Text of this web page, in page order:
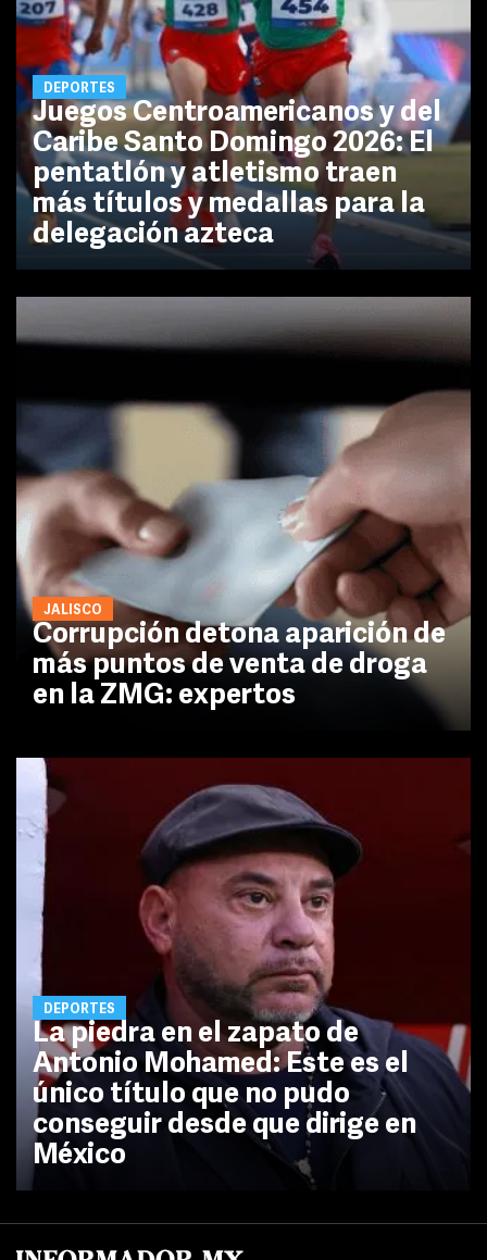
DEPORTES
Juegos Centroamericanos y del
Caribe Santo Domingo 2026: El
pentatlón y atletismo traen
más títulos y medallas para la
delegación azteca
JALISCO
Corrupción detona aparición de
más puntos de venta de droga
en la ZMG: expertos
DEPORTES
La piedra en el zapato de
Antonio Mohamed: Este es el
único título que no pudo
conseguir desde que dirige en
México